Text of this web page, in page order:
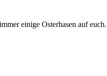
einige Osterhasen auf euch.